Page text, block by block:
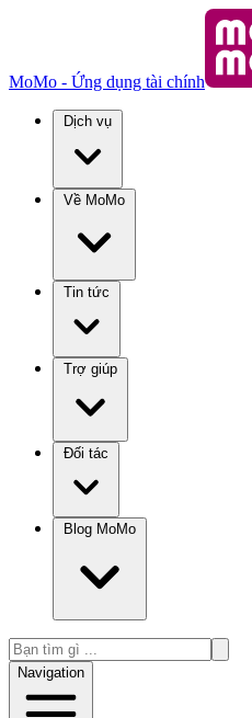
MoMo - Ứng dụng tài chính
Dịch vụ
Về MoMo
Tin tức
Trợ giúp
Đối tác
Blog MoMo
Navigation